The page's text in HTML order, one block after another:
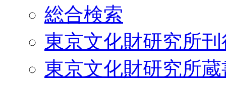
総合検索
東京文化財研究所
東京文化財研究所